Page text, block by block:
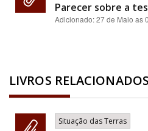
Parecer sobre a
Adicionado:27 de Maio as
LIVROS RELACIONADOS
Situação das Terras